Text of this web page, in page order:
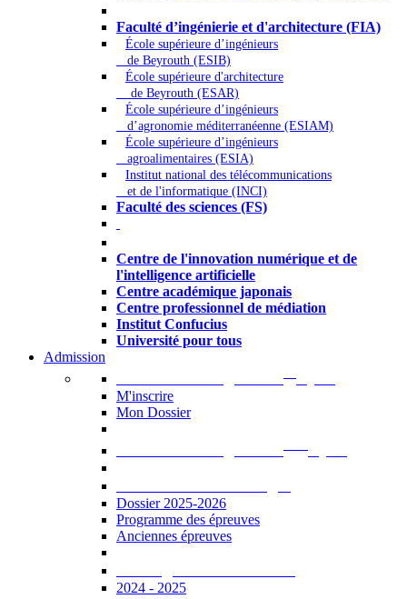
Faculté d’ingénierie et d'architecture (FIA)
École supérieure d’ingénieurs
de Beyrouth (ESIB)
École supérieure d'architecture
de Beyrouth (ESAR)
École supérieure d’ingénieurs
d’agronomie méditerranéenne (ESIAM)
École supérieure d’ingénieurs
agroalimentaires (ESIA)
Institut national des télécommunications
et de l'informatique (INCI)
Faculté des sciences (FS)
Centre de l'innovation numérique et de
l'intelligence artificielle
Centre académique japonais
Centre professionnel de médiation
Institut Confucius
Université pour tous
Admission
M'inscrire
Mon Dossier
Dossier 2025-2026
Programme des épreuves
Anciennes épreuves
2024 - 2025